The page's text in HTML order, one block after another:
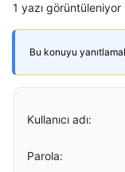
1 yazı görüntüleniyor
Bu konuyu
Kullanıcı adı:
Parola: